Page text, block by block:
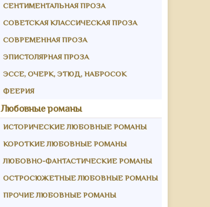
СЕНТИМЕНТАЛЬНАЯ ПРОЗА
СОВЕТСКАЯ КЛАССИЧЕСКАЯ ПРОЗА
СОВРЕМЕННАЯ ПРОЗА
ЭПИСТОЛЯРНАЯ ПРОЗА
ЭССЕ, ОЧЕРК, ЭТЮД, НАБРОСОК
ФЕЕРИЯ
Любовные романы
ИСТОРИЧЕСКИЕ ЛЮБОВНЫЕ РОМАНЫ
КОРОТКИЕ ЛЮБОВНЫЕ РОМАНЫ
ЛЮБОВНО-ФАНТАСТИЧЕСКИЕ РОМАНЫ
ОСТРОСЮЖЕТНЫЕ ЛЮБОВНЫЕ РОМАНЫ
ПРОЧИЕ ЛЮБОВНЫЕ РОМАНЫ